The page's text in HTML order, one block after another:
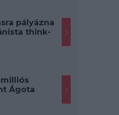
pályázna
think-
Ágota